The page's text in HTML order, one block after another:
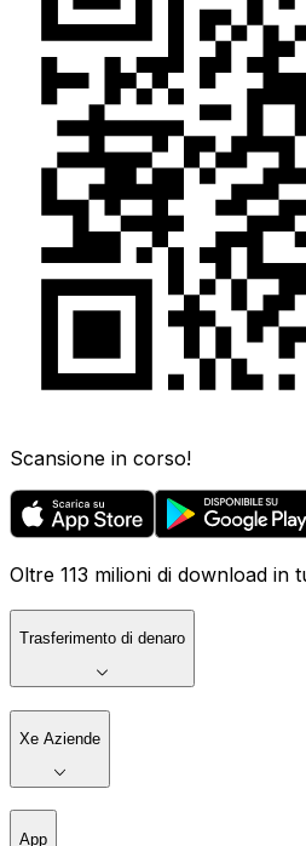
Scansione in corso!
Oltre 113 milioni di download in
Trasferimento di denaro
Xe Aziende
App